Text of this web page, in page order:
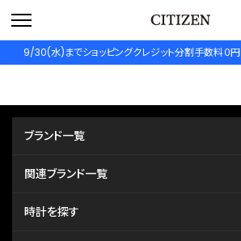
9/30(水)までショッピングクレジット分割手数料０円
ブランド一覧
関連ブランド一覧
時計を探す